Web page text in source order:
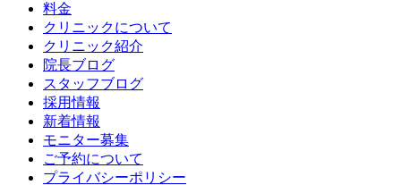
料金
クリニックについて
クリニック紹介
院長ブログ
スタッフブログ
採用情報
新着情報
モニター募集
ご予約について
プライバシーポリシー